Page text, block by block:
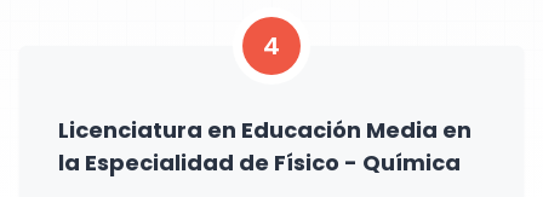
4
Licenciatura en Educación Media en
la Especialidad de Físico - Química